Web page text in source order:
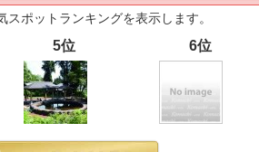
ポットランキングを表示します。
5位 6位